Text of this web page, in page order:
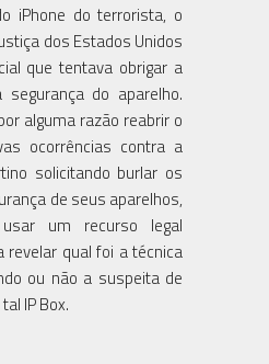
iPhone do terrorista, o
dos Estados Unidos
que tentava obrigar a
do aparelho.
alguma razão reabrir o
ocorrências contra a
solicitando burlar os
de seus aparelhos,
um recurso legal
revelar qual foi a técnica
ou não a suspeita de
IP Box.